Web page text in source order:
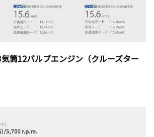
筒12バルブエンジン（クルーズター